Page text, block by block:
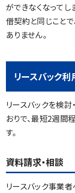
ができなくなってし
借契約と同じことで
ありません。
リースバック
リースバックを検
おりで、最短2週間
す。
資料請求・相談
リースバック事業